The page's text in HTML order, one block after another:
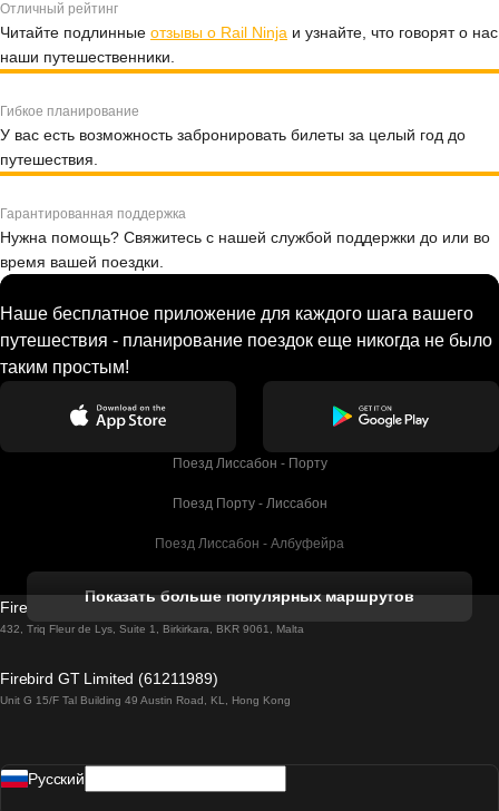
Отличный рейтинг
Читайте подлинные отзывы о Rail Ninja и узнайте, что говорят о нас
наши путешественники.
Гибкое планирование
У вас есть возможность забронировать билеты за целый год до
путешествия.
Гарантированная поддержка
Нужна помощь? Свяжитесь с нашей службой поддержки до или во
время вашей поездки.
Наше бесплатное приложение для каждого шага вашего
путешествия - планирование поездок еще никогда не было
таким простым!
Поезд Лиссабон - Порту
Поезд Порту - Лиссабон
Поезд Лиссабон - Албуфейра
Поезд Лиссабон - Лагос
Поезд Лиссабон - Мадрид
Показать больше популярных маршрутов
Firebird GT Limited (OC 1451)
432, Triq Fleur de Lys, Suite 1, Birkirkara, BKR 9061, Malta
Firebird GT Limited (61211989)
Unit G 15/F Tal Building 49 Austin Road, KL, Hong Kong
Pусский